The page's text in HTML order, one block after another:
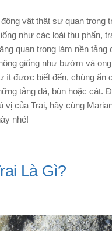
vật thật sự quan trọng
như các loài thụ phấn,
quan trọng làm nền tảng
giống như bướm và
ít được biết đến, chúng ẩn
tảng đá, bùn hoặc cát.
vị của Trai, hãy cùng
nhé!
Là Gì?